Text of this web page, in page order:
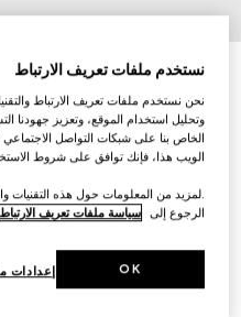
إبريق الشاي بنقش هيرباريوم
SAR 3,300
تنويعاتهيرباريوم أخضر
نستخدم ملفات تعريف الارتباط
نحن نستخدم ملفات تعريف الارتباط
وتحليل استخدام الموقع، وتعزيز جهودنا
الخاص بنا على شبكات التواصل
الويب هذا، فإنك توافق على شروط
.لمزيد من المعلومات حول هذه التقنيات
الرجوع إلى سياسة ملفات تعريف الارتباط
إعدادات OK